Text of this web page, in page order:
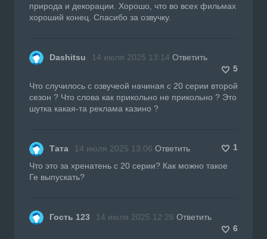
природа и декорации. Хорошо, что во всех фильмах
хороший конец. Спасибо за озвучку.
Dashitsu 14 июля 2025 13:14 Ответить
5
Что случилось с озвучеой начиная с 20 серии второй
сезон ? Что слова как прикольно не прикольно ? Это
шутка какая-та реклама казино ?
Тата 14 июля 2025 13:06 Ответить
1
Что это за хренатень с 20 серии? Как можно такое
Ге выпускать?
Гость 123 14 июля 2025 12:26 Ответить
6